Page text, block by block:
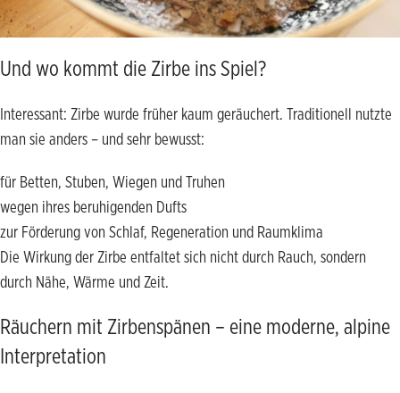
Und wo kommt die Zirbe ins Spiel?
Interessant: Zirbe wurde früher kaum geräuchert. Traditionell nutzte
man sie anders – und sehr bewusst:
für Betten, Stuben, Wiegen und Truhen
wegen ihres beruhigenden Dufts
zur Förderung von Schlaf, Regeneration und Raumklima
Die Wirkung der Zirbe entfaltet sich nicht durch Rauch, sondern
durch Nähe, Wärme und Zeit.
Räuchern mit Zirbenspänen – eine moderne, alpine
Interpretation